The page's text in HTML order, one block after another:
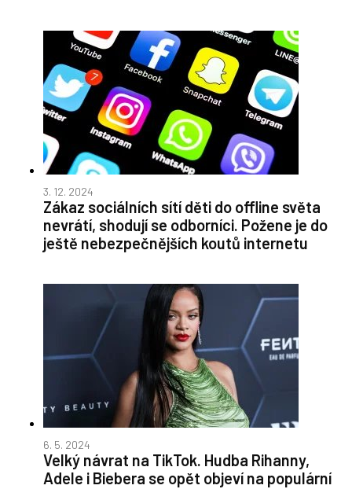
3. 12. 2024
Zákaz sociálních sítí děti do offline světa
nevrátí, shodují se odborníci. Požene je do
ještě nebezpečnějších koutů internetu
6. 5. 2024
Velký návrat na TikTok. Hudba Rihanny,
Adele i Biebera se opět objeví na populární